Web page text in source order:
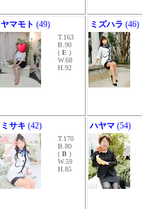
ヤマモト (49)
T.163
B.90
( E )
W.68
H.92
ミズハラ (46)
ミサキ (42)
T.170
B.80
( B )
W.59
H.85
ハヤマ (54)